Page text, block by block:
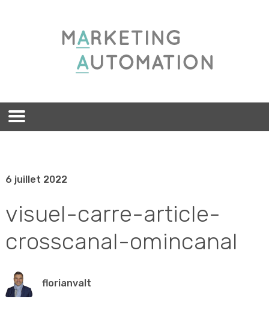
6 juillet 2022
visuel-carre-article-
crosscanal-omincanal
florianvalt